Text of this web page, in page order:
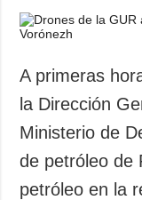
Política
Defensa
Sociedad y
Cultura
Deportes
Crimen
A primeras
la Dirección
Ministerio de
de petróleo de
petróleo en la